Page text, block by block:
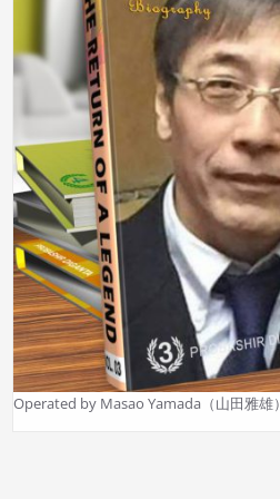
Operated by Masao Yamada（山田雅雄）